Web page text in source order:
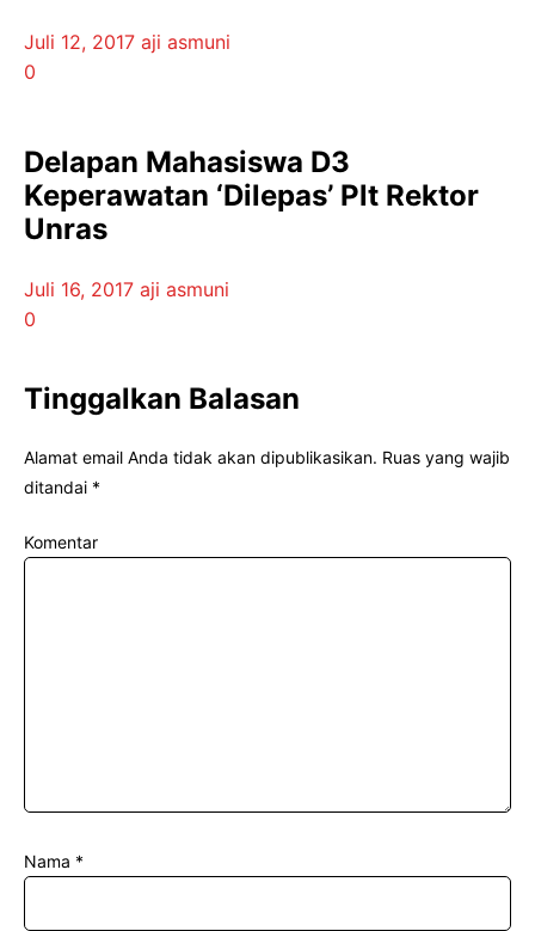
Juli 12, 2017 aji asmuni
0
Delapan Mahasiswa D3
Keperawatan ‘Dilepas’ Plt Rektor
Unras
Juli 16, 2017 aji asmuni
0
Tinggalkan Balasan
Alamat email Anda tidak akan dipublikasikan. Ruas yang wajib
ditandai *
Komentar
Nama *